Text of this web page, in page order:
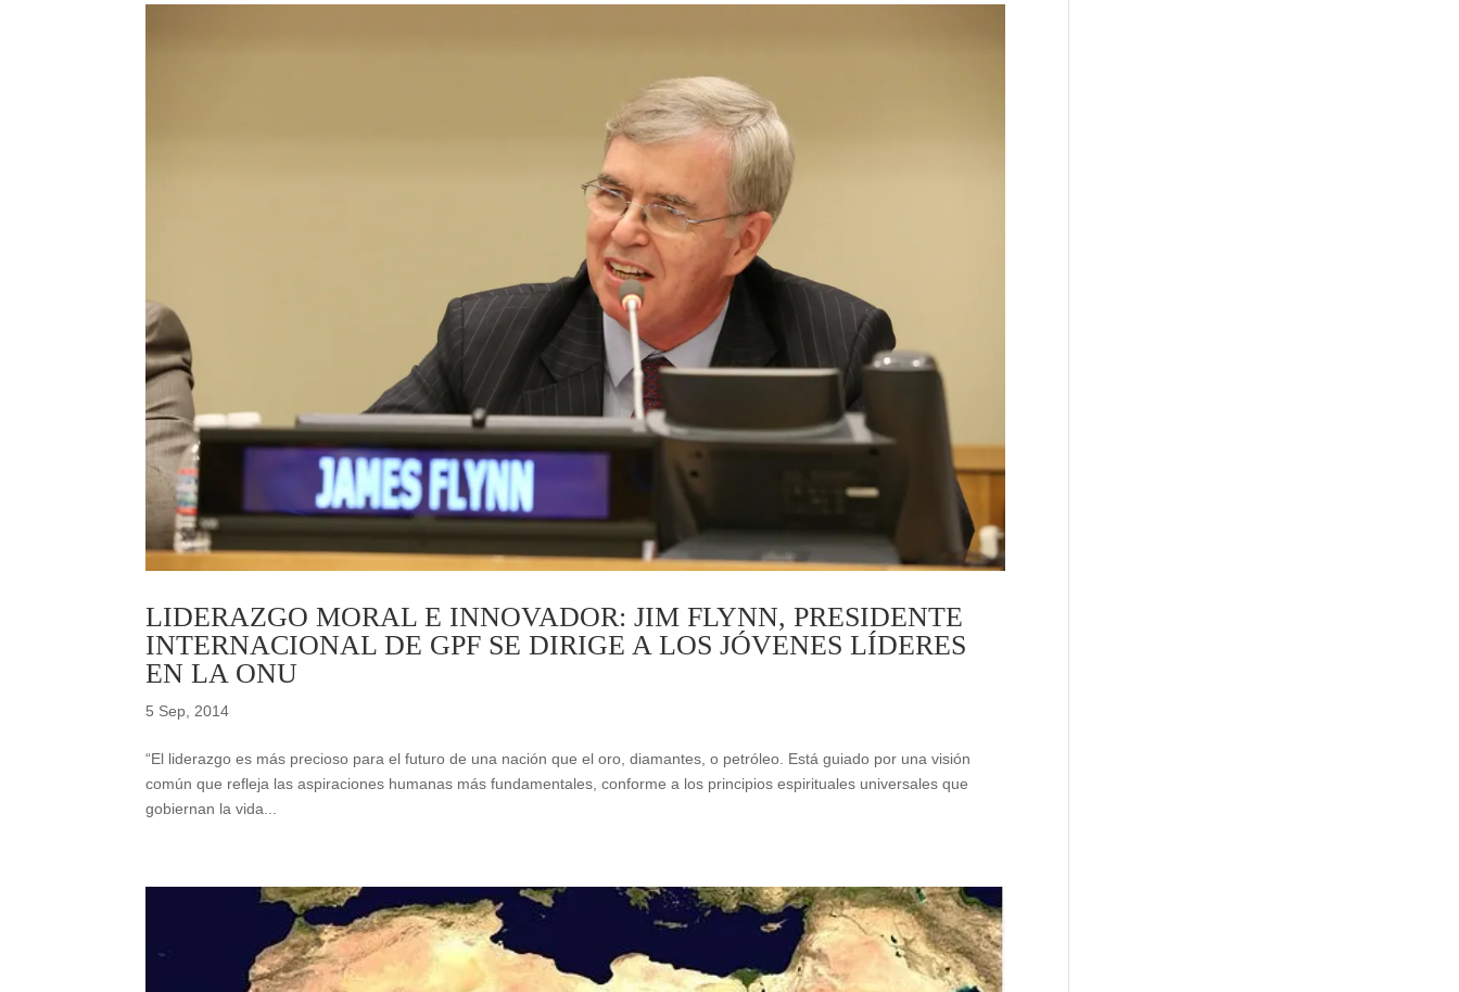
LIDERAZGO MORAL E INNOVADOR: JIM FLYNN, PRESIDENTE
INTERNACIONAL DE GPF SE DIRIGE A LOS JÓVENES LÍDERES
EN LA ONU
5 Sep, 2014
“El liderazgo es más precioso para el futuro de una nación que el oro, diamantes, o petróleo. Está guiado por una visión
común que refleja las aspiraciones humanas más fundamentales, conforme a los principios espirituales universales que
gobiernan la vida...